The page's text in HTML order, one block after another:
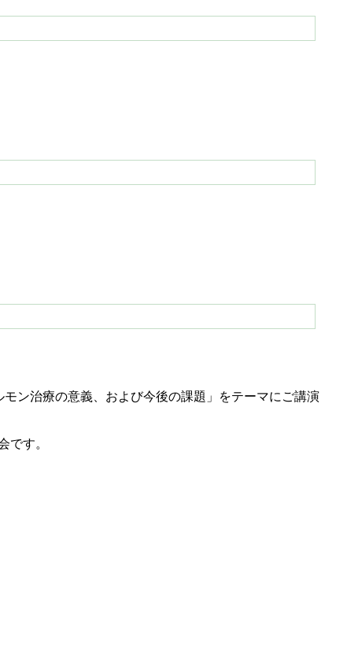
ン治療の意義、および今後の課題」をテーマにご講演
です。